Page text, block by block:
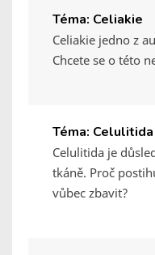
Téma: Celiakie
Celiakie jedno z
Chcete se o této
Téma: Celulitida
Celulitida je
tkáně. Proč
vůbec zbavit?